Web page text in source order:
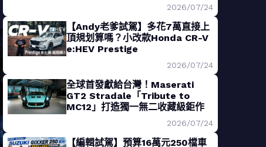
2026/07/24
【Andy老爹試駕】多花7萬直接上
頂規划算嗎？小改款Honda CR-V
e:HEV Prestige
2026/07/24
全球首發獻給台灣！Maserati
GT2 Stradale「Tribute to
MC12」打造獨一無二收藏級鉅作
2026/07/24
【編輯試駕】預算16萬元250檔車